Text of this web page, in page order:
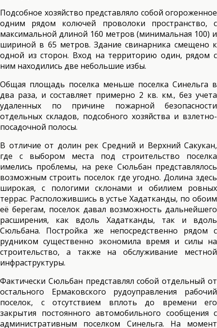
Подсобное хозяйство представляло собой огороженное
одним рядом колючей проволоки пространство, с
максимальной длиной 160 метров (минимальная 100) и
шириной в 65 метров. Здание свинарника смещено к
одной из сторон. Вход на территорию один, рядом с
ним находились две небольшие избы.
Общая площадь поселка меньше поселка Синельга в
два раза, и составляет примерно 2 кв. км., без учета
удаленных по причине пожарной безопасности
отдельных складов, подсобного хозяйства и взлетно-
посадочной полосы.
В отличие от долин рек Средний и Верхний Сакукан,
где с выбором места под строительство поселка
имелись проблемы, на реке Сюльбан представлялось
возможным строить поселок где угодно. Долина здесь
широкая, с пологими склонами и обилием ровных
террас. Расположившись в устье Хадатканды, по обоим
её берегам, поселок давал возможность дальнейшего
расширения, как вдоль Хадатканды, так и вдоль
Сюльбана. Постройка же непосредственно рядом с
рудником существенно экономила время и силы на
строительство, а также на обслуживание местной
инфраструктуры.
Фактически Сюльбан представлял собой отдельный от
остального Ермаковского рудоуправления рабочий
поселок, с отсутствием вплоть до времени его
закрытия постоянного автомобильного сообщения с
административным поселком Синельга. На момент